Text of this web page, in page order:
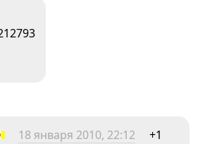
18 января 2010, 22:12
+1